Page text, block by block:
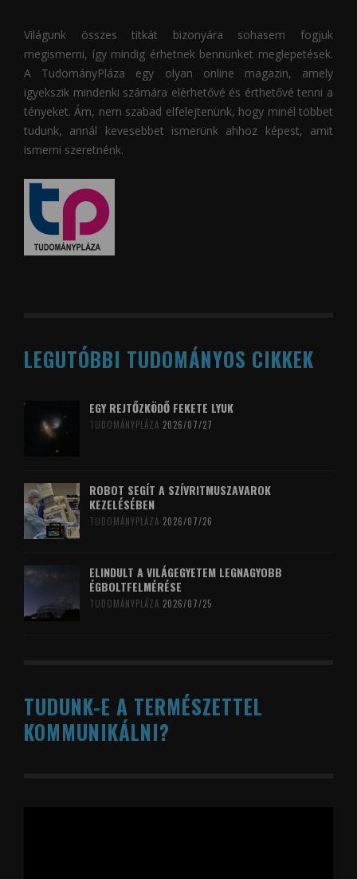
Világunk összes titkát bizonyára sohasem fogjuk
megismerni, így mindig érhetnek bennünket meglepetések.
A TudományPláza egy olyan online magazin, amely
igyekszik mindenki számára elérhetővé és érthetővé tenni a
tényeket. Ám, nem szabad elfelejtenünk, hogy minél többet
tudunk, annál kevesebbet ismerünk ahhoz képest, amit
ismerni szeretnénk.
LEGUTÓBBI TUDOMÁNYOS CIKKEK
EGY REJTŐZKÖDŐ FEKETE LYUK
TUDOMÁNYPLÁZA 2026/07/27
ROBOT SEGÍT A SZÍVRITMUSZAVAROK
KEZELÉSÉBEN
TUDOMÁNYPLÁZA 2026/07/26
ELINDULT A VILÁGEGYETEM LEGNAGYOBB
ÉGBOLTFELMÉRÉSE
TUDOMÁNYPLÁZA 2026/07/25
TUDUNK-E A TERMÉSZETTEL
KOMMUNIKÁLNI?